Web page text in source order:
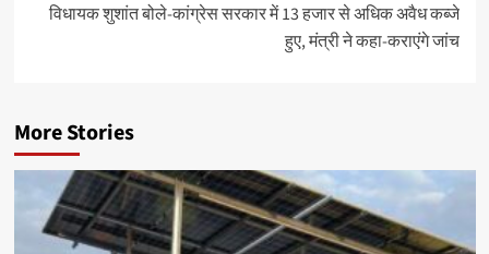
विधायक शुशांत बोले-कांग्रेस सरकार में 13 हजार से अधिक अवैध कब्जे
हुए, मंत्री ने कहा-कराएंगे जांच
More Stories